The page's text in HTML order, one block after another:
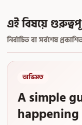
এই বিষয়ে
নির্বাচিত বা সর্বশেষ
অভিমত
A simple